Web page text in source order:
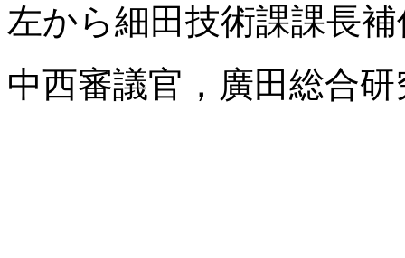
左から細田技術課課長
中西審議官，廣田総合